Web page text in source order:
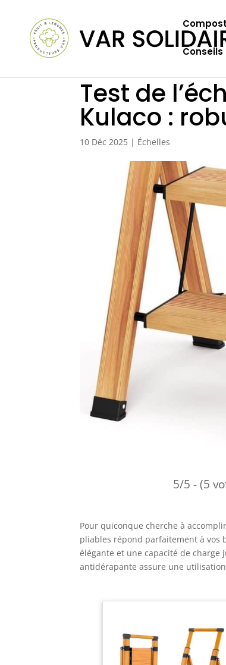
Conseils
Test de
Kulaco :
10 Déc 2025 | Échelles
5/5 - (5
Pour quiconque cherche à
pliables répond parfaitement à vos
élégante et une capacité de charge
antidérapante assure une